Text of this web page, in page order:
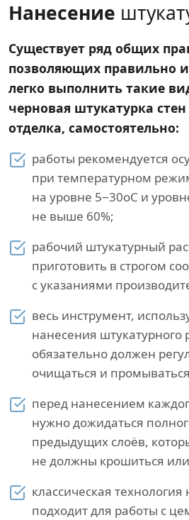
Нанесение
Существует ряд общих
позволяющих правильно
легко выполнить такие
черновая штукатурка
отделка, самостоятельно:
работы рекомендуется
при температурном
на уровне 5−30оС и
не выше 60%;
рабочий штукатурный
приготовить в строгом
с указаниями
весь инструмент,
нанесения штукатурного
обязательно должен
очищаться и
перед нанесением
нужно дожидаться
предыдущих слоёв,
не должны крошиться
классическая
подходит для работы с